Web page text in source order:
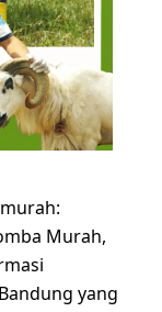
Murah,
yang